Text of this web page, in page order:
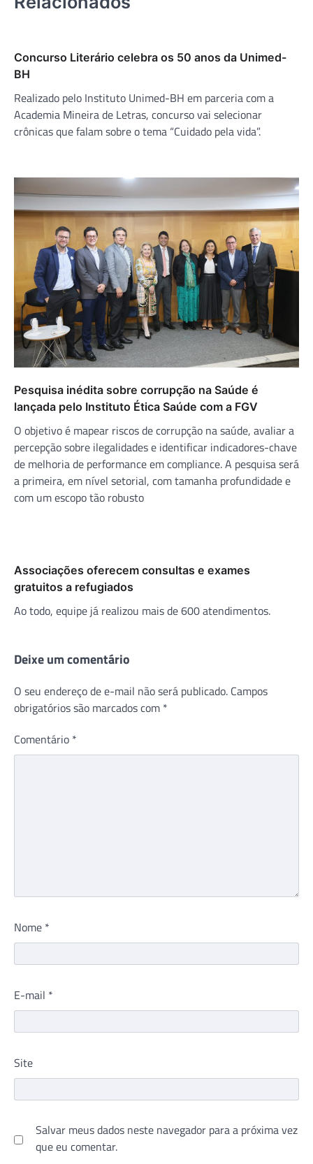
Concurso Literário celebra os 50 anos da Unimed-
BH
Realizado pelo Instituto Unimed-BH em parceria com a
Academia Mineira de Letras, concurso vai selecionar
crônicas que falam sobre o tema “Cuidado pela vida”.
Pesquisa inédita sobre corrupção na Saúde é
lançada pelo Instituto Ética Saúde com a FGV
O objetivo é mapear riscos de corrupção na saúde, avaliar a
percepção sobre ilegalidades e identificar indicadores-chave
de melhoria de performance em compliance. A pesquisa será
a primeira, em nível setorial, com tamanha profundidade e
com um escopo tão robusto
Associações oferecem consultas e exames
gratuitos a refugiados
Ao todo, equipe já realizou mais de 600 atendimentos.
Deixe um comentário
O seu endereço de e-mail não será publicado. Campos
obrigatórios são marcados com *
Comentário *
Nome *
E-mail *
Site
Salvar meus dados neste navegador para a próxima vez
que eu comentar.